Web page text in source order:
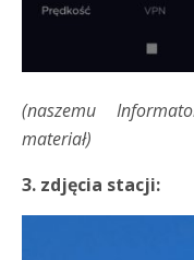
(naszemu
materiał)
3. zdjęcia stacji: